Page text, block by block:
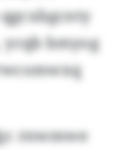
bmyog
rnwmwe